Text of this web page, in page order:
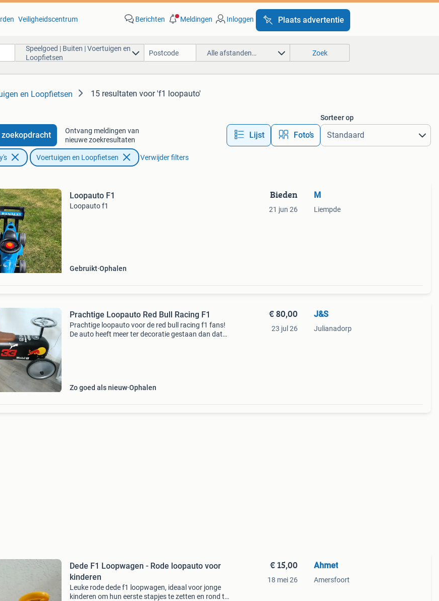
Veiligheidscentrum Berichten Meldingen Inloggen Plaats advertentie
Speelgoed | Buiten | Voertuigen en
Loopfietsen
Alle afstanden… Zoek
en Loopfietsen 15 resultaten voor 'f1 loopauto'
Ontvang meldingen van
nieuwe zoekresultaten
Lijst Foto’s
Sorteer op
Voertuigen en Loopfietsen Verwijder filters
Loopauto F1
Loopauto f1
Gebruikt Ophalen
Bieden
21 jun 26
M
Liempde
Prachtige Loopauto Red Bull Racing F1
Prachtige loopauto voor de red bull racing f1 fans!
De auto heeft meer ter decoratie gestaan dan dat
Zo goed als nieuw Ophalen
€ 80,00
23 jul 26
J&S
Julianadorp
Dede F1 Loopwagen - Rode loopauto voor
kinderen
Leuke rode dede f1 loopwagen, ideaal voor jonge
kinderen om hun eerste stapjes te zetten en rond te
€ 15,00
18 mei 26
Ahmet
Amersfoort